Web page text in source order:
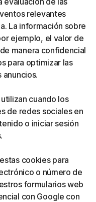
relevantes
La información sobre
ejemplo, el valor de
manera confidencial
para optimizar las
anuncios.
cuando los
de redes sociales en
o iniciar sesión
cookies para
o número de
formularios web
con Google con